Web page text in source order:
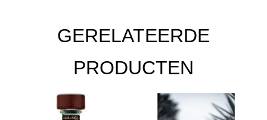
GERELATEERDE
PRODUCTEN